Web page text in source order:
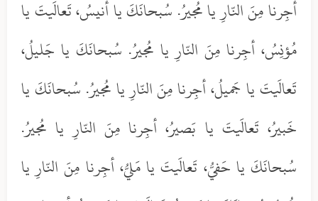
أجِرنا مِنَ النّارِ يا مُجيرُ. سُبحانَكَ يا أنيسُ، تَعالَيتَ يا
مُؤنِسُ، أجِرنا مِنَ النّارِ يا مُجيرُ. سُبحانَكَ يا جَليلُ،
تَعالَيتَ يا جَميلُ، أجِرنا مِنَ النّارِ يا مُجيرُ. سُبحانَكَ يا
خَبيرُ، تَعالَيتَ يا بَصيرُ، أجِرنا مِنَ النّارِ يا مُجيرُ.
سُبحانَكَ يا حَفيُّ، تَعالَيتَ يا مَليُّ، أجِرنا مِنَ النّارِ يا